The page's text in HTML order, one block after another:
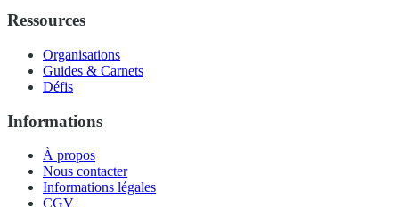
Ressources
Organisations
Guides & Carnets
Défis
Informations
À propos
Nous contacter
Informations légales
CGV